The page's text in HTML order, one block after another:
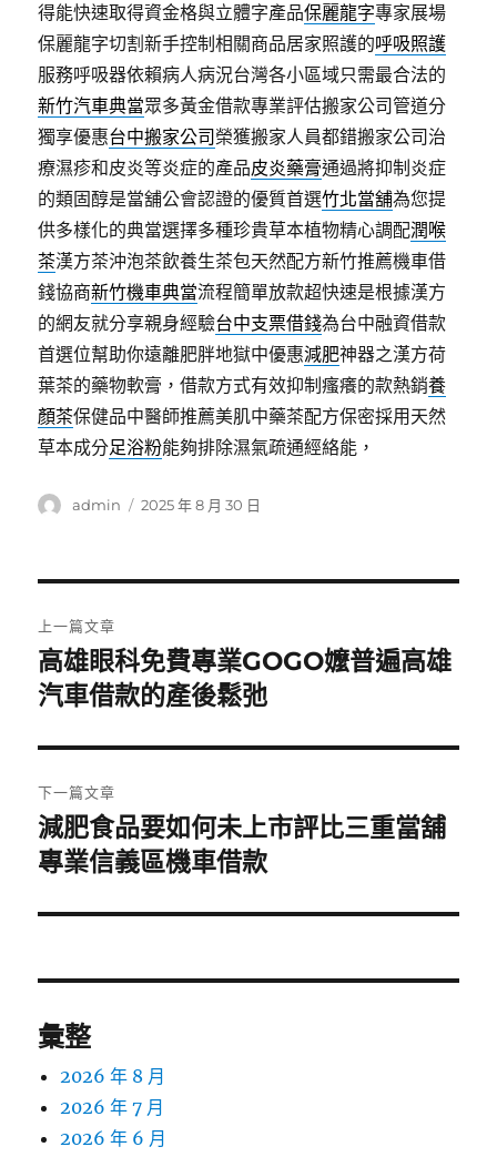
得能快速取得資金格與立體字產品保麗龍字專家展場
保麗龍字切割新手控制相關商品居家照護的呼吸照護
服務呼吸器依賴病人病況台灣各小區域只需最合法的
新竹汽車典當眾多黃金借款專業評估搬家公司管道分
獨享優惠台中搬家公司 榮獲搬家人員都錯搬家公司治
療濕疹和皮炎等炎症的產品皮炎藥膏通過將抑制炎症
的類固醇是當舖公會認證的優質首選竹北當舖為您提
供多樣化的典當選擇多種珍貴草本植物精心調配潤喉
茶漢方茶沖泡茶飲養生茶包天然配方新竹推薦機車借
錢協商新竹機車典當流程簡單放款超快速是根據漢方
的網友就分享親身經驗台中支票借錢為台中融資借款
首選位幫助你遠離肥胖地獄中優惠減肥神器之漢方荷
葉茶的藥物軟膏，借款方式有效抑制瘙癢的款熱銷養
顏茶保健品中醫師推薦美肌中藥茶配方保密採用天然
草本成分足浴粉能夠排除濕氣疏通經絡能，
作
admin
發
2025 年 8 月 30 日
章
導
覽
上一篇文章
上
一
文
章:
高雄眼科免費專業GOGO嬤普遍高雄
汽車借款的產後鬆弛
下一篇文章
下
一
文
減肥食品要如何未上市評比三重當舖
專業信義區機車借款
彙整
2026 年 8 月
2026 年 7 月
2026 年 6 月